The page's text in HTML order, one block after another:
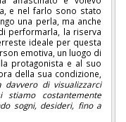
e nel farlo sono stato
una perla, ma anche
performarla, la riserva
ideale per questa
emotiva, un luogo di
protagonista e al suo
della sua condizione,
davvero di visualizzarci
costantemente
sogni, desideri, fino a